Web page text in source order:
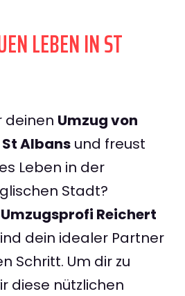
LEBEN IN ST
deinen Umzug von
Albans und freust
Leben in der
Stadt?
Umzugsprofi Reichert
dein idealer Partner
Schritt. Um dir zu
diese nützlichen